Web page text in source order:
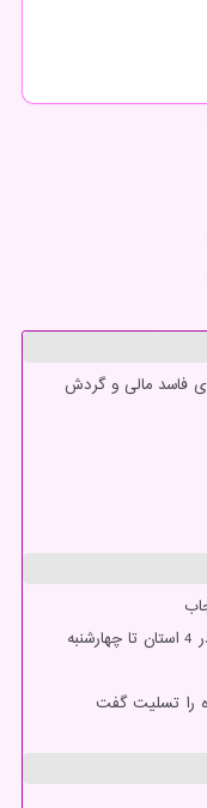
فاسد مالی و گردش
را تسلیت گفت